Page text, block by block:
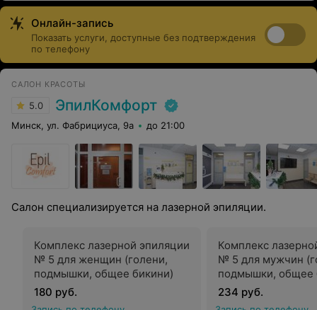
Онлайн-запись
Показать услуги, доступные без подтверждения
по телефону
САЛОН КРАСОТЫ
5.0 ЭпилКомфорт
Минск, ул. Фабрициуса, 9а до 21:00
Салон специализируется на лазерной эпиляции.
Комплекс лазерной эпиляции
№ 5 для женщин (голени,
подмышки, общее бикини)
180 руб.
Комплекс
№ 5 для мужчин
подмышки, общее
234 руб.